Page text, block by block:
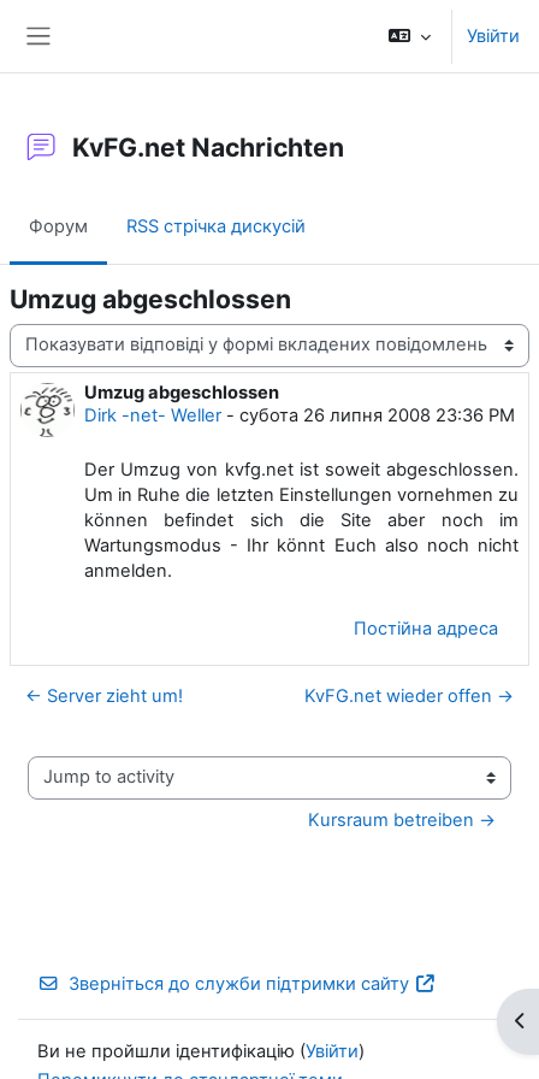
Увійти
KvFG.net Nachrichten
Форум RSS стрічка дискусій
Umzug abgeschlossen
Тип показу
Umzug abgeschlossen
Dirk -net- Weller- субота 26 липня 2008 23:36 PM
Кількість відповідей: 0
Der Umzug von kvfg.net ist soweit abgeschlossen.
Um in Ruhe die letzten Einstellungen vornehmen zu
können befindet sich die Site aber noch im
Wartungsmodus - Ihr könnt Euch also noch nicht
anmelden.
Постійна адреса
← Server zieht um! KvFG.net wieder offen →
Jump to activity
Kursraum betreiben →
Зверніться до служби підтримки сайту
Ви не пройшли ідентифікацію (Увійти)